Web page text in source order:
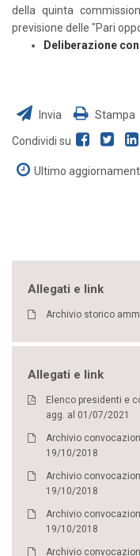
della quinta
previsione delle "Pari
Deliberazione
Invia Stampa
Condividi su
Ultimo
Allegati e link
Archivio storico
Allegati e link
Elenco presidenti e
agg. al 01/07/2021
Archivio
19/10/2018
Archivio
19/10/2018
Archivio
19/10/2018
Archivio